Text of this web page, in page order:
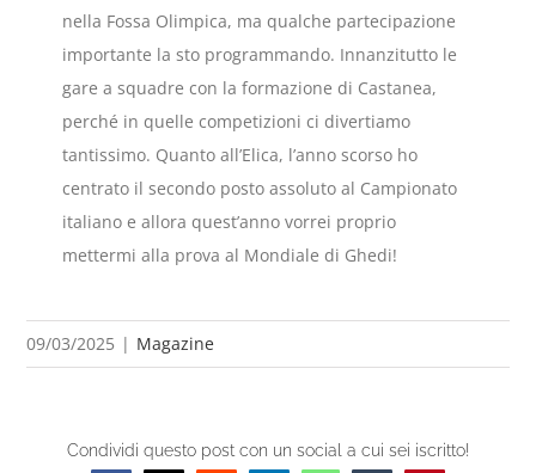
nella Fossa Olimpica, ma qualche partecipazione
importante la sto programmando. Innanzitutto le
gare a squadre con la formazione di Castanea,
perché in quelle competizioni ci divertiamo
tantissimo. Quanto all’Elica, l’anno scorso ho
centrato il secondo posto assoluto al Campionato
italiano e allora quest’anno vorrei proprio
mettermi alla prova al Mondiale di Ghedi!
09/03/2025 | Magazine
Condividi questo post con un social a cui sei iscritto!